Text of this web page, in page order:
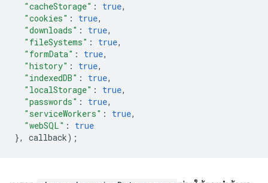
"cacheStorage" : true,
"cookies" : true,
"downloads" : true,
"fileSystems" : true,
"formData" : true,
"history" : true,
"indexedDB" : true,
"localStorage" : true,
"passwords" : true,
"serviceWorkers" : true,
"webSQL" :
true
},
callback);